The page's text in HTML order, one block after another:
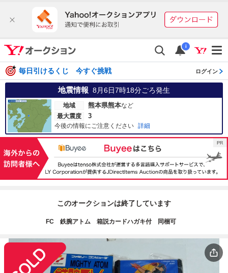
i
毎日引けるくじ 今すぐ挑戦 ログイン
地震情報 8月6日7時18分ごろ発生
地域 熊本県熊本など
最大震度
3
今後の情報にご注意ください 詳細
このオークションは終了しています
FC 鉄腕アトム 箱説カードハガキ付 同梱可